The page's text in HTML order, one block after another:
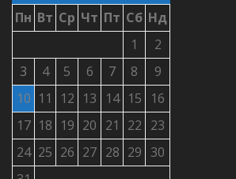
Пн Вт Ср Чт Пт Сб Нд
1
2
3
4 5 6 7 8
9
10 11 12 13 14 15
16
17 18 19 20 21 22 23
24 25 26 27 28 29 30